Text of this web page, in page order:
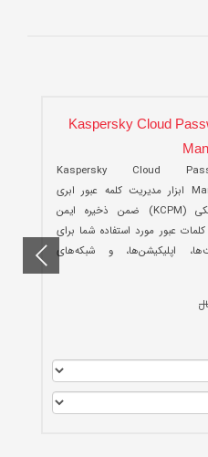
Kaspersky Cloud
Kaspersky Cloud
Manager ابزار مدیریت کلمه عبور ابری
کسپرسکی (KCPM) ضمن ذخیره ایمن
عبور مورد استفاده شما برای
اپلیکیشن‌ها، و شبکه‌های